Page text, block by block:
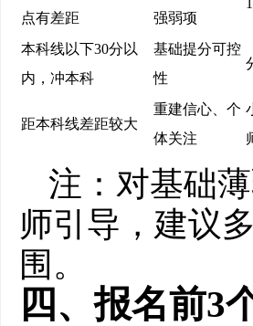
点有差距
强弱项
本科线以下30分以
内，冲本科
基础提分可控
性
距本科线差距较大
重建信心、个
体关注
注：对基础
师引导，建议
围。
四、报名前3